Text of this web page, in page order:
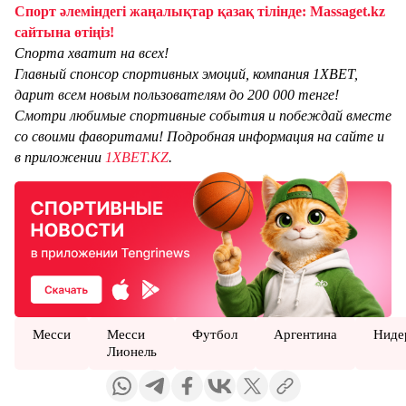
Спорт әлеміндегі жаңалықтар қазақ тілінде: Massaget.kz
сайтына өтіңіз!
Спорта хватит на всех!
Главный спонсор спортивных эмоций, компания 1XBET,
дарит всем новым пользователям до 200 000 тенге!
Смотри любимые спортивные события и побеждай вместе
со своими фаворитами! Подробная информация на сайте и
в приложении 1XBET.KZ.
Месси
Месси
Лионель
Футбол Аргентина